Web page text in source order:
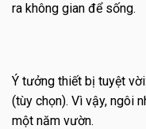
ra không gian để sống.
Ý tưởng thiết bị tuyệt
(tùy chọn). Vì vậy, ngôi
một năm vườn.